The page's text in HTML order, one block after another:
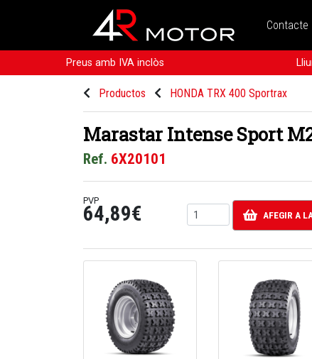
Contacte
Preus amb IVA inclòs
Productos HONDA TRX 400 Sportrax
Marastar Intense Sport
Ref. 6X20101
PVP
64,89€ AFEGIR A